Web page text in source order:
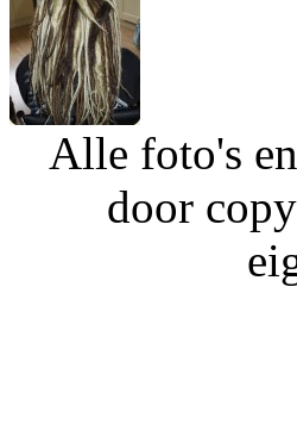
Alle foto's
door